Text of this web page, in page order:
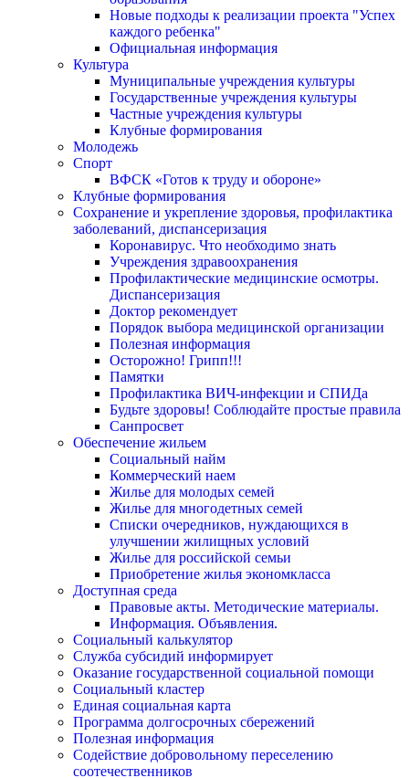
Новые подходы к реализации проекта "Успех
каждого ребенка"
Официальная информация
Культура
Муниципальные учреждения культуры
Государственные учреждения культуры
Частные учреждения культуры
Клубные формирования
Молодежь
Спорт
ВФСК «Готов к труду и обороне»
Клубные формирования
Сохранение и укрепление здоровья, профилактика
заболеваний, диспансеризация
Коронавирус. Что необходимо знать
Учреждения здравоохранения
Профилактические медицинские осмотры.
Диспансеризация
Доктор рекомендует
Порядок выбора медицинской организации
Полезная информация
Осторожно! Грипп!!!
Памятки
Профилактика ВИЧ-инфекции и СПИДа
Будьте здоровы! Соблюдайте простые правила
Санпросвет
Обеспечение жильем
Социальный найм
Коммерческий наем
Жилье для молодых семей
Жилье для многодетных семей
Списки очередников, нуждающихся в
улучшении жилищных условий
Жилье для российской семьи
Приобретение жилья экономкласса
Доступная среда
Правовые акты. Методические материалы.
Информация. Объявления.
Социальный калькулятор
Служба субсидий информирует
Оказание государственной социальной помощи
Социальный кластер
Единая социальная карта
Программа долгосрочных сбережений
Полезная информация
Содействие добровольному переселению
соотечественников